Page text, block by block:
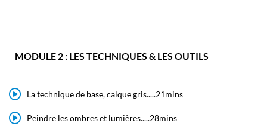
MODULE 2 : LES TECHNIQUES & LES OUTILS
La technique de base, calque gris.....21mins
Peindre les ombres et lumières.....28mins